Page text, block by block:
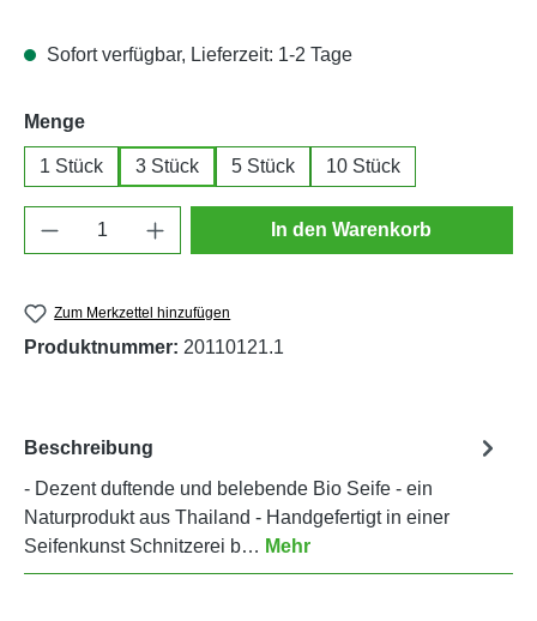
Sofort verfügbar, Lieferzeit: 1-2 Tage
Mengeauswählen
1 Stück 3 Stück 5 Stück 10 Stück
Produkt Anzahl: Gib den gewünschten
In den Warenkorb
Zum Merkzettel hinzufügen
Produktnummer: 20110121.1
Beschreibung
- Dezent duftende und belebende Bio Seife - ein
Naturprodukt aus Thailand - Handgefertigt in einer
Seifenkunst Schnitzerei b… Mehr